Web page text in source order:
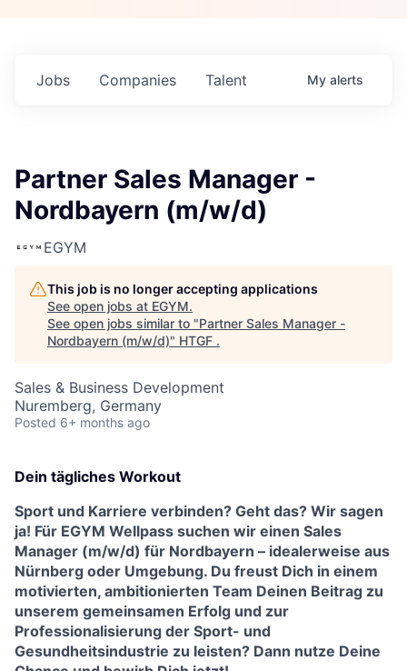
Jobs Companies Talent My alerts
Partner Sales Manager -
Nordbayern (m/w/d)
EGYM
This job is no longer accepting applications
See open jobs at EGYM.
See open jobs similar to "Partner Sales Manager -
Nordbayern (m/w/d)" HTGF .
Sales & Business Development
Nuremberg, Germany
Posted 6+ months ago
Dein tägliches Workout
Sport und Karriere verbinden? Geht das? Wir sagen
ja! Für EGYM Wellpass suchen wir einen Sales
Manager (m/w/d) für Nordbayern – idealerweise aus
Nürnberg oder Umgebung. Du freust Dich in einem
motivierten, ambitionierten Team Deinen Beitrag zu
unserem gemeinsamen Erfolg und zur
Professionalisierung der Sport- und
Gesundheitsindustrie zu leisten? Dann nutze Deine